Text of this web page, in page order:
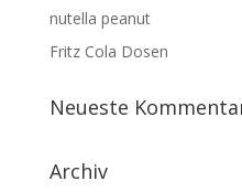
nutella peanut
Fritz Cola Dosen
Neueste
Archiv